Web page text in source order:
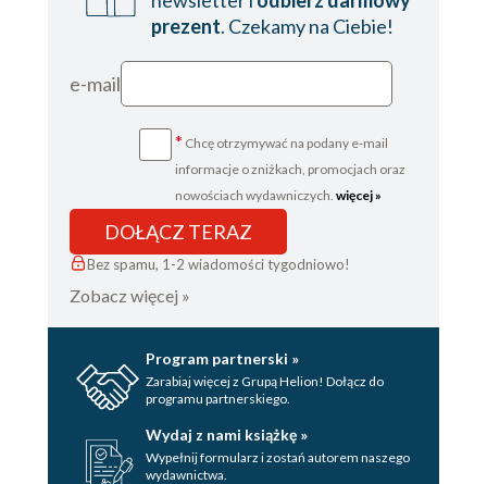
prezent. Czekamy na Ciebie!
e-mail
* Chcę otrzymywać na podany e-mail
informacje o zniżkach, promocjach oraz
nowościach wydawniczych. więcej »
DOŁĄCZ TERAZ
Bez spamu, 1-2 wiadomości tygodniowo!
Zobacz więcej »
Program partnerski »
Zarabiaj więcej z Grupą Helion! Dołącz do
programu partnerskiego.
Wydaj z nami książkę »
Wypełnij formularz i zostań autorem naszego
wydawnictwa.